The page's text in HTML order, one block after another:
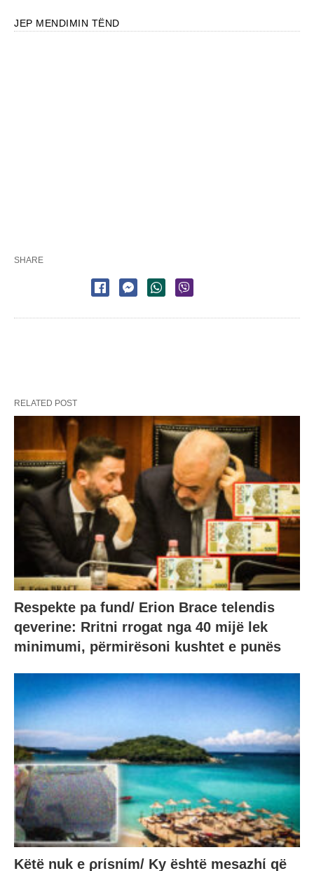
JEP MENDIMIN TËND
SHARE
RELATED POST
Respekte pa fund/ Erion Brace telendis
qeverine: Rritni rrogat nga 40 mijë lek
minimumi, përmirësoni kushtet e punës
Këtë nuk e ρrίsnίm/ Ky është mesazhί që